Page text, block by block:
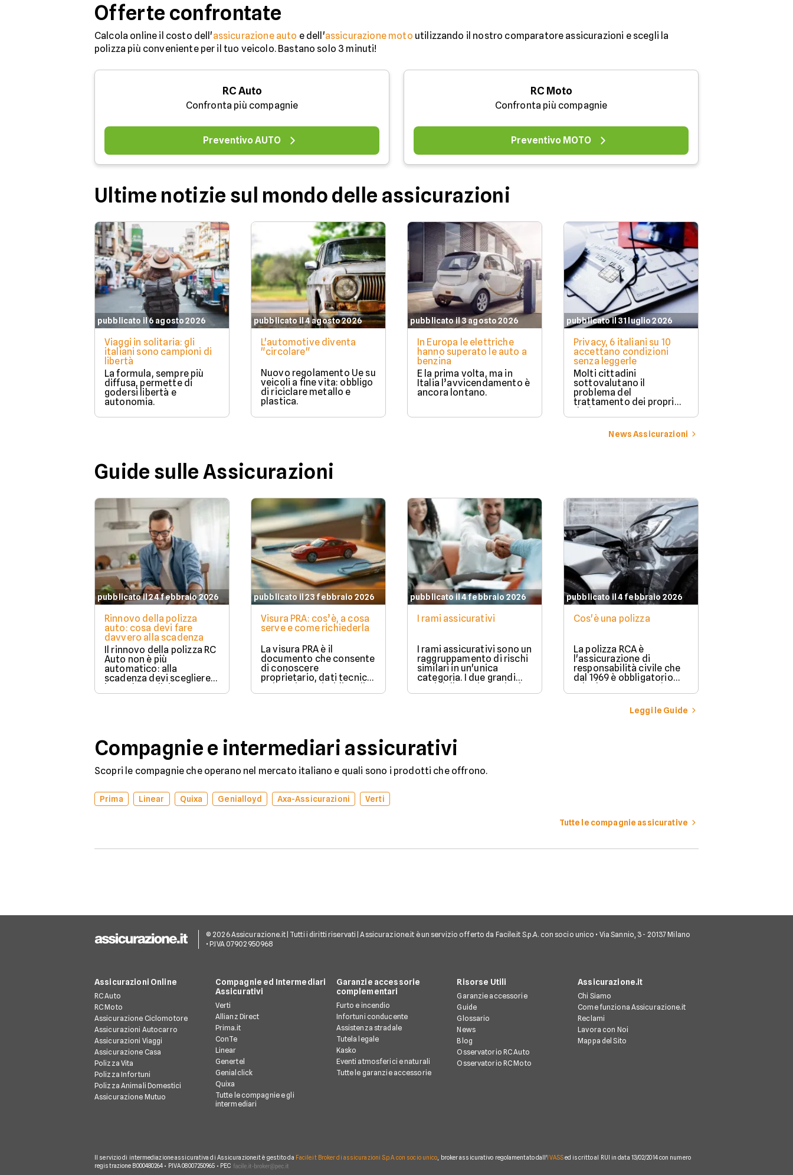
Offerte confrontate
Calcola online il costo dell'assicurazione auto e dell'assicurazione moto utilizzando il nostro comparatore assicurazioni e scegli la
polizza più conveniente per il tuo veicolo. Bastano solo 3 minuti!
RC Auto
Confronta più compagnie
Preventivo AUTO
RC Moto
Confronta più compagnie
Preventivo MOTO
Ultime notizie sul mondo delle assicurazioni
pubblicato il 6 agosto 2026
Viaggi in solitaria: gli
italiani sono campioni di
libertà
La formula, sempre più
diffusa, permette di
godersi libertà e
autonomia.
pubblicato il 4 agosto 2026
L'automotive diventa
"circolare"
Nuovo regolamento Ue su
veicoli a fine vita: obbligo
di riciclare metallo e
plastica.
pubblicato il 3 agosto 2026
In Europa le elettriche
hanno superato le auto a
benzina
È la prima volta, ma in
Italia l’avvicendamento è
ancora lontano.
pubblicato il 31 luglio 2026
Privacy, 6 italiani su 10
accettano condizioni
senza leggerle
Molti cittadini
sottovalutano il
problema del
trattamento dei propri
dati.
News Assicurazioni
Guide sulle Assicurazioni
pubblicato il 24 febbraio 2026
Rinnovo della polizza
auto: cosa devi fare
davvero alla scadenza
Il rinnovo della polizza RC
Auto non è più
automatico: alla
scadenza devi scegliere
in modo esplicito se
rinnovare con la stessa
pubblicato il 23 febbraio 2026
Visura PRA: cos’è, a cosa
serve e come richiederla
La visura PRA è il
documento che consente
di conoscere
proprietario, dati tecnici
e situazione giuridica di
un veicolo iscritto al
pubblicato il 4 febbraio 2026
I rami assicurativi
I rami assicurativi sono un
raggruppamento di rischi
similari in un'unica
categoria. I due grandi
rami delle assicurazioni
sono il ramo danni e il
pubblicato il 4 febbraio 2026
Cos'è una polizza
La polizza RCA è
l'assicurazione di
responsabilità civile che
dal 1969 è obbligatorio
stipulare per possedere e
guidare in Italia un
veicolo a motore.Leggi le Guide
Compagnie e intermediari assicurativi
Scopri le compagnie che operano nel mercato italiano e quali sono i prodotti che offrono.
Prima Linear Quixa Genialloyd Axa-Assicurazioni Verti
Tutte le compagnie assicurative
© 2026 Assicurazione.it | Tutti i diritti riservati | Assicurazione.it è un servizio offerto da Facile.it S.p.A. con socio unico • Via Sannio, 3 - 20137 Milano
• P.IVA 07902950968
Assicurazioni Online
RC Auto
RC Moto
Assicurazione Ciclomotore
Assicurazioni Autocarro
Assicurazioni Viaggi
Assicurazione Casa
Polizza Vita
Polizza Infortuni
Polizza Animali Domestici
Assicurazione Mutuo
Compagnie ed Intermediari
Assicurativi
Verti
Allianz Direct
Prima.it
ConTe
Linear
Genertel
Genialclick
Quixa
Tutte le compagnie e gli
intermediari
Garanzie accessorie
complementari
Furto e incendio
Infortuni conducente
Assistenza stradale
Tutela legale
Kasko
Eventi atmosferici e naturali
Tutte le garanzie accessorie
Risorse Utili
Garanzie accessorie
Guide
Glossario
News
Blog
Osservatorio RC Auto
Osservatorio RC Moto
Assicurazione.it
Chi Siamo
Come funziona Assicurazione.it
Reclami
Lavora con Noi
Mappa del Sito
Il servizio di intermediazione assicurativa di Assicurazione.it è gestito da Facile.it Broker di assicurazioni S.p.A. con socio unico , broker assicurativo regolamentato dall' IVASSed iscritto al RUI in data 13/02/2014 con numero
registrazione B000480264 • P.IVA 08007250965 • PEC